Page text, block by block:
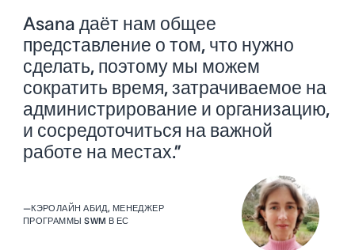
Asana даёт нам общее
представление о том, что нужно
сделать, поэтому мы можем
сократить время, затрачиваемое на
администрирование и организацию,
и сосредоточиться на важной
работе на местах.”
—КЭРОЛАЙН АБИД, МЕНЕДЖЕР
ПРОГРАММЫ SWM В ЕС